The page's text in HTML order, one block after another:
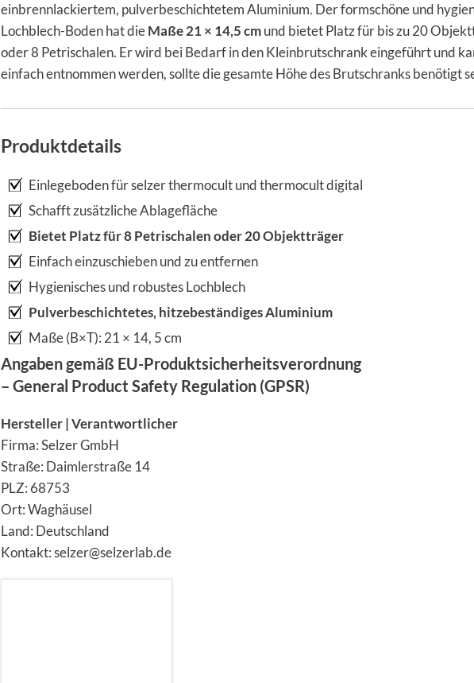
einbrennlackiertem, pulverbeschichtetem Aluminium. Der formschöne und
Lochblech-Boden hat dieMaße 21 × 14,5 cmund bietet Platz für bis zu 20
oder 8 Petrischalen. Er wird bei Bedarf in den Kleinbrutschrank eingeführt und
einfach entnommen werden, sollte die gesamte Höhe des Brutschranks benötigt
Produktdetails
Einlegeboden für selzer thermocult und thermocult digital
Schafft zusätzliche Ablagefläche
Bietet Platz für 8 Petrischalen oder 20 Objektträger
Einfach einzuschieben und zu entfernen
Hygienisches und robustes Lochblech
Pulverbeschichtetes, hitzebeständiges Aluminium
Maße (B×T): 21 × 14, 5 cm
Angaben gemäß EU-Produktsicherheitsverordnung
– General Product Safety Regulation (GPSR)
Hersteller | Verantwortlicher
Firma: Selzer GmbH
Straße: Daimlerstraße 14
PLZ: 68753
Ort: Waghäusel
Land: Deutschland
Kontakt: selzer@selzerlab.de